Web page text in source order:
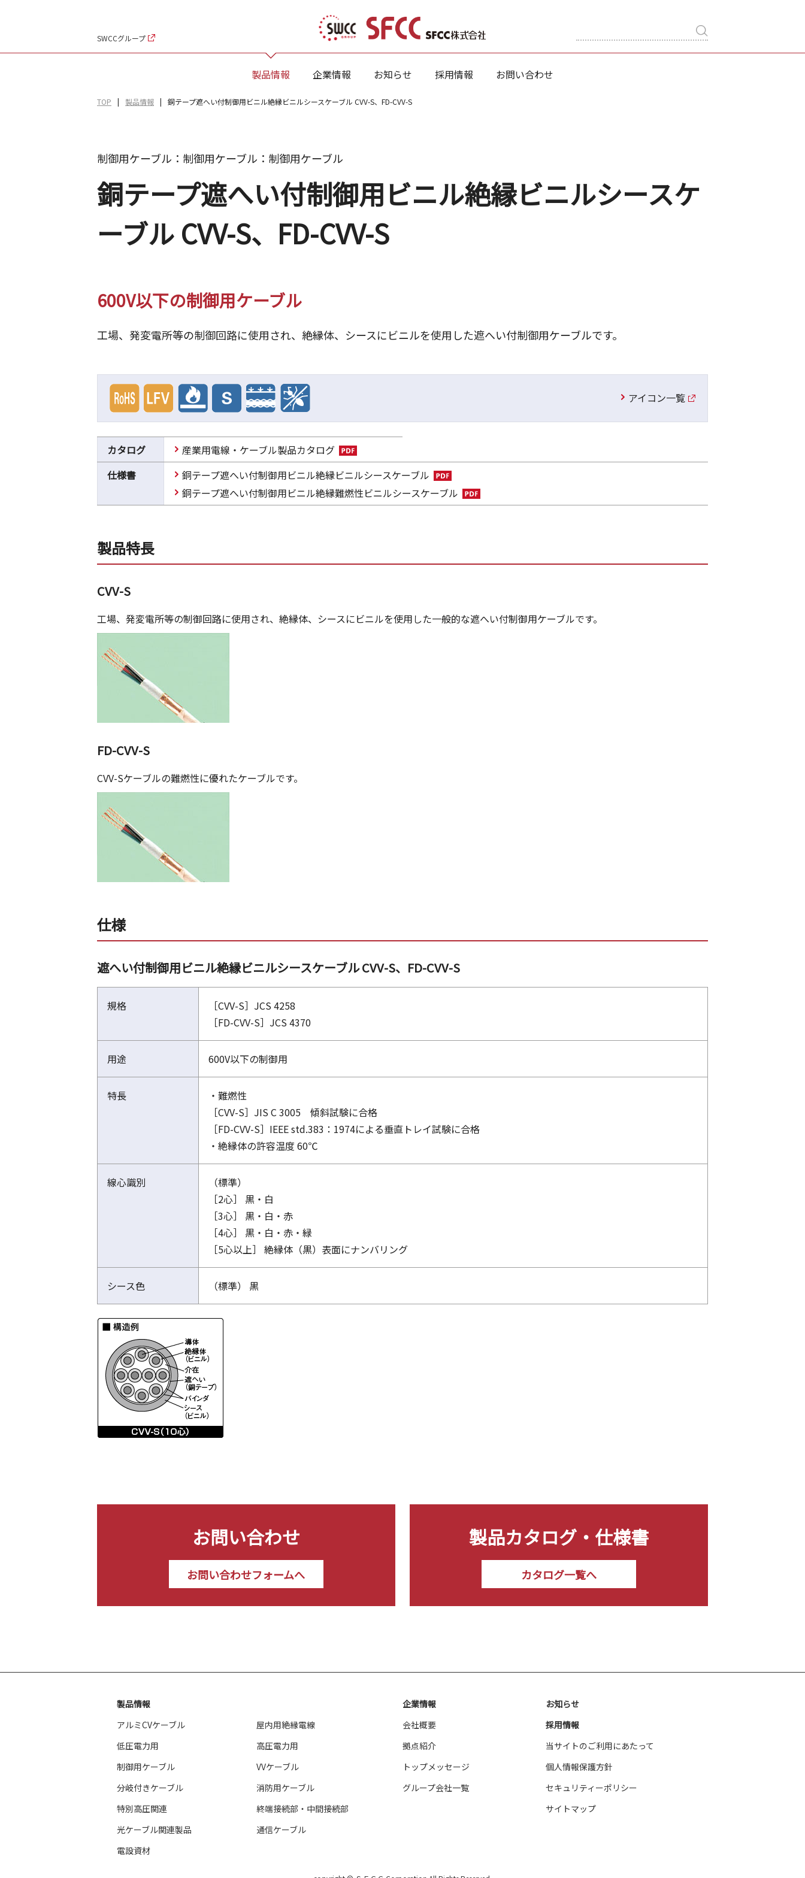
SWCCグループ
製品情報 企業情報 お知らせ 採用情報 お問い合わせ
TOP 製品情報 銅テープ遮へい付制御用ビニル絶縁ビニルシースケーブル CVV-S、FD-CVV-S
制御用ケーブル：制御用ケーブル：制御用ケーブル
銅テープ遮へい付制御用ビニル絶縁ビニルシースケ
ーブル CVV-S、FD-CVV-S
600V以下の制御用ケーブル
工場、発変電所等の制御回路に使用され、絶縁体、シースにビニルを使用した遮へい付制御用ケーブルです。
アイコン一覧
カタログ
産業用電線・ケーブル製品カタログ
仕様書
銅テープ遮へい付制御用ビニル絶縁ビニルシースケーブル
銅テープ遮へい付制御用ビニル絶縁難燃性ビニルシースケーブル
製品特長
CVV-S
工場、発変電所等の制御回路に使用され、絶縁体、シースにビニルを使用した一般的な遮へい付制御用ケーブルです。
FD-CVV-S
CVV-Sケーブルの難燃性に優れたケーブルです。
仕様
遮へい付制御用ビニル絶縁ビニルシースケーブル CVV-S、FD-CVV-S
規格
［CVV-S］JCS 4258
［FD-CVV-S］JCS 4370
用途 600V以下の制御用
特長
・難燃性
［CVV-S］JIS C 3005 傾斜試験に合格
［FD-CVV-S］IEEE std.383：1974による垂直トレイ試験に合格
・絶縁体の許容温度 60℃
線心識別
（標準）
［2心］ 黒・白
［3心］ 黒・白・赤
［4心］ 黒・白・赤・緑
［5心以上］ 絶縁体（黒）表面にナンバリング
シース色 （標準） 黒
お問い合わせ
お問い合わせフォームへ
製品カタログ・仕様書
カタログ一覧へ
製品情報
アルミCVケーブル
屋内用絶縁電線
低圧電力用
高圧電力用
制御用ケーブル
VVケーブル
分岐付きケーブル
消防用ケーブル
特別高圧関連
終端接続部・中間接続部
光ケーブル関連製品
通信ケーブル
電設資材
企業情報
会社概要
拠点紹介
トップメッセージ
グループ会社一覧
お知らせ
採用情報
当サイトのご利用にあたって
個人情報保護方針
セキュリティーポリシー
サイトマップ